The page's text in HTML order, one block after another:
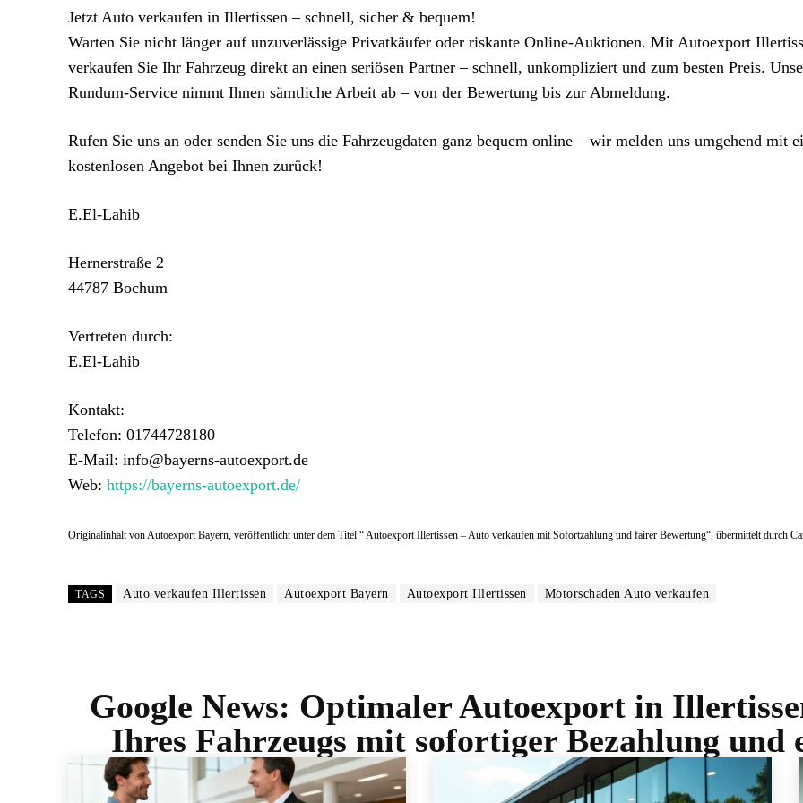
Jetzt Auto verkaufen in Illertissen – schnell, sicher & bequem!
Warten Sie nicht länger auf unzuverlässige Privatkäufer oder riskante Online-Auktionen. Mit Autoexport
verkaufen Sie Ihr Fahrzeug direkt an einen seriösen Partner – schnell, unkompliziert und zum besten Preis.
Rundum-Service nimmt Ihnen sämtliche Arbeit ab – von der Bewertung bis zur Abmeldung.
Rufen Sie uns an oder senden Sie uns die Fahrzeugdaten ganz bequem online – wir melden uns umgehend mit
kostenlosen Angebot bei Ihnen zurück!
E.El-Lahib
Hernerstraße 2
44787 Bochum
Vertreten durch:
E.El-Lahib
Kontakt:
Telefon: 01744728180
E-Mail: info@bayerns-autoexport.de
Web: https://bayerns-autoexport.de/
Originalinhalt von Autoexport Bayern, veröffentlicht unter dem Titel “ Autoexport Illertissen – Auto verkaufen mit Sofortzahlung und fairer Bewertung“, übermittelt durch
TAGS Auto verkaufen Illertissen Autoexport Bayern Autoexport Illertissen Motorschaden Auto verkaufen
Google News: Optimaler Autoexport in
Ihres Fahrzeugs mit sofortiger Bezahlung und